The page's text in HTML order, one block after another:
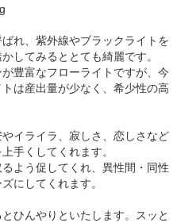
れ、紫外線やブラックライトを
してみるととても綺麗です。
豊富なフローライトですが、今
は産出量が少なく、希少性の高
イライラ、寂しさ、恋しさなど
手くしてくれます。
よう促してくれ、異性間・同性
にしてくれます。
ひんやりといたします。スッと